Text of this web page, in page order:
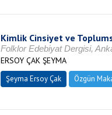
Kimlik Cinsiyet ve
Folklor Edebiyat Dergisi,
ERSOY ÇAK ŞEYMA
Şeyma Ersoy Çak Özgün